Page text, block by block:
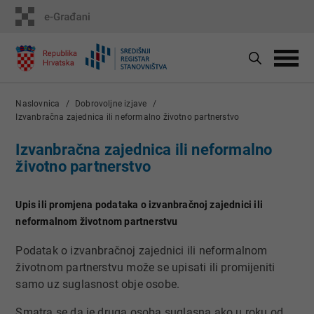
Naslovnica
Dobrovoljne izjave
Izvanbračna zajednica ili neformalno životno partnerstvo
Izvanbračna zajednica ili neformalno
životno partnerstvo
Upis ili promjena podataka o izvanbračnoj zajednici ili
neformalnom životnom partnerstvu
Podatak o izvanbračnoj zajednici ili neformalnom
životnom partnerstvu može se upisati ili promijeniti
samo uz suglasnost obje osobe.